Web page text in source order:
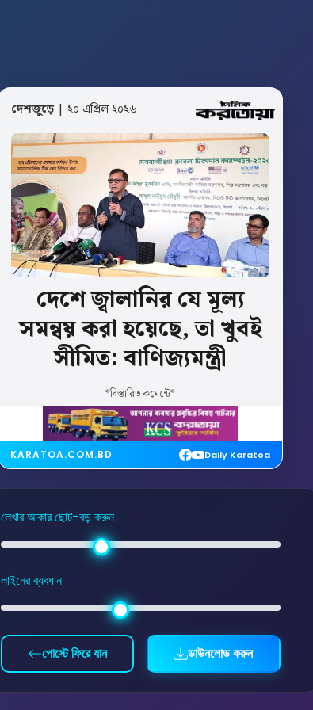
দেশজুড়ে| ২০ এপ্রিল ২০২৬
দেশেজ্বালানিরযেমূল্য
সমন্বয়করাহয়েছে, তা খুবই
সীমিত: বাণিজ্যমন্ত্রী
*বিস্তারিত কমেন্টে*
KARATOA.COM.BD Daily Karatoa
লেখার আকার ছোট-বড় করুন
লাইনের ব্যবধান
পোস্টে ফিরে যান ডাউনলোড করুন